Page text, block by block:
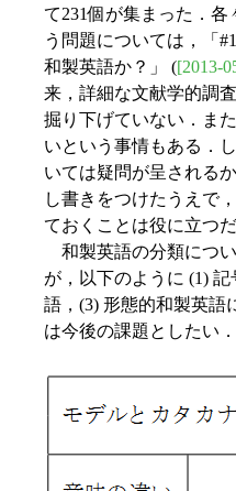
て231個が集まった．
う問題については，「
和製英語か？」 ([2013-
来，詳細な文献学的調
掘り下げていない．ま
いという事情もある．
いては疑問が呈される
し書きをつけたうえで
ておくことは役に立つだ
和製英語の分類につ
が，以下のように (1)
語，(3) 形態的和製英語
は今後の課題としたい．